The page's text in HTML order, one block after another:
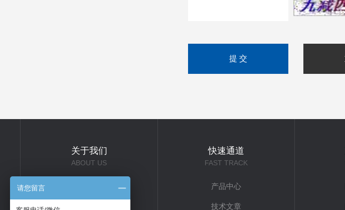
关于我们
ABOUT US
快速通道
FAST TRACK
产品中心
技术文章
请您留言